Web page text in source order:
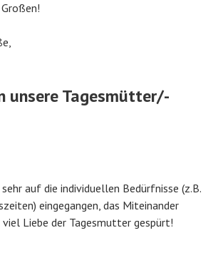
unsere Tagesmütter/-
auf die individuellen Bedürfnisse (z.B.
eingegangen, das Miteinander
Liebe der Tagesmutter gespürt!